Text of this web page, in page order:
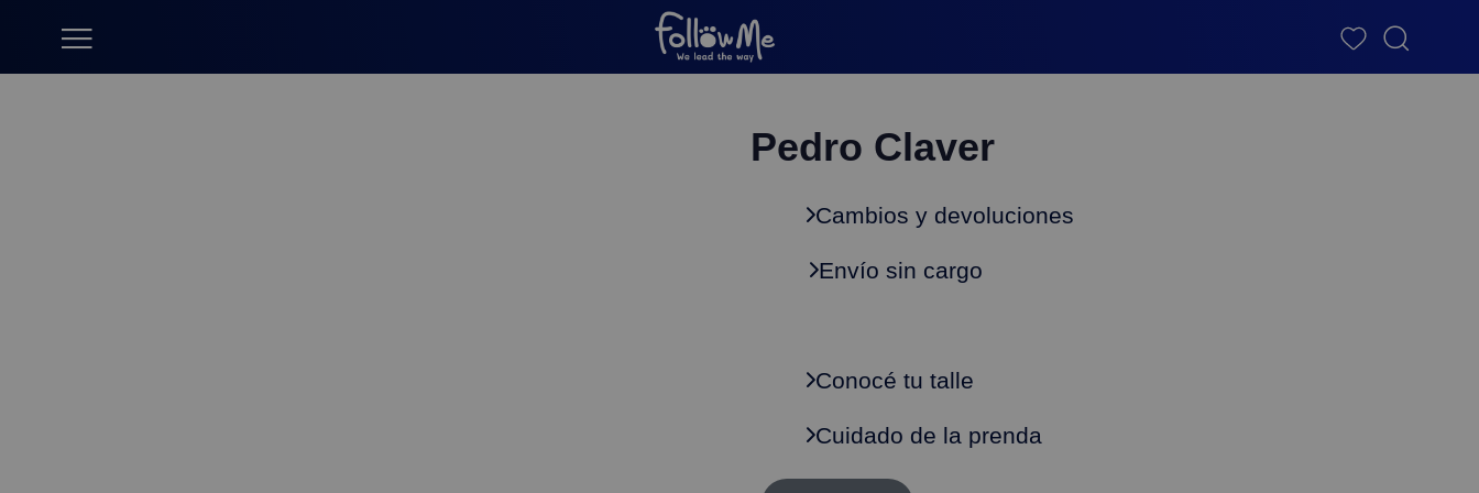
Pedro Claver
Cambios y devoluciones
Envío sin cargo
Conocé tu talle
Cuidado de la prenda